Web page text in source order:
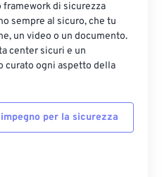
di sicurezza
sempre al sicuro, che tu
un video o un documento.
center sicuri e un
curato ogni aspetto della
per la sicurezza